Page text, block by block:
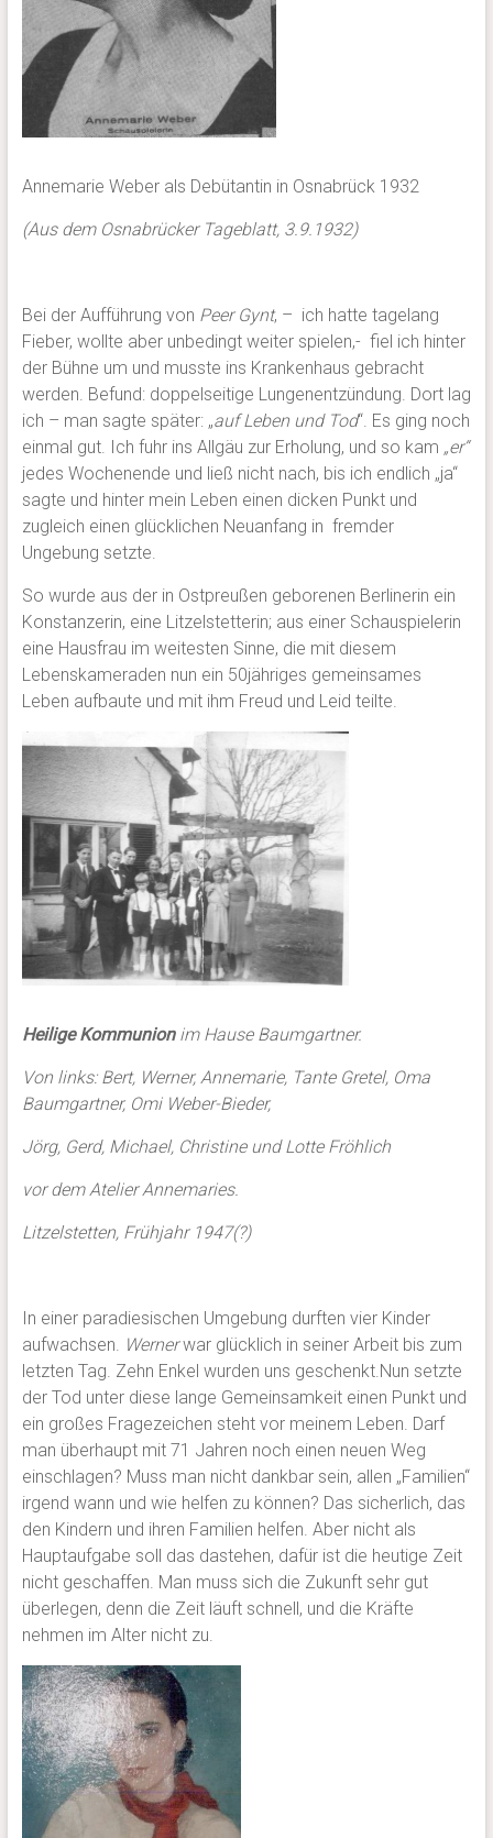
Annemarie Weber als Debütantin in Osnabrück 1932
(Aus dem Osnabrücker Tageblatt, 3.9.1932)
Bei der Aufführung von Peer Gynt, – ich hatte tagelang
Fieber, wollte aber unbedingt weiter spielen,- fiel ich hinter
der Bühne um und musste ins Krankenhaus gebracht
werden. Befund: doppelseitige Lungenentzündung. Dort lag
ich – man sagte später: „auf Leben und Tod“. Es ging noch
einmal gut. Ich fuhr ins Allgäu zur Erholung, und so kam „er“
jedes Wochenende und ließ nicht nach, bis ich endlich „ja“
sagte und hinter mein Leben einen dicken Punkt und
zugleich einen glücklichen Neuanfang in fremder
Ungebung setzte.
So wurde aus der in Ostpreußen geborenen Berlinerin ein
Konstanzerin, eine Litzelstetterin; aus einer Schauspielerin
eine Hausfrau im weitesten Sinne, die mit diesem
Lebenskameraden nun ein 50jähriges gemeinsames
Leben aufbaute und mit ihm Freud und Leid teilte.
Heilige Kommunionim Hause Baumgartner.
Von links: Bert, Werner, Annemarie, Tante Gretel, Oma
Baumgartner, Omi Weber-Bieder,
Jörg, Gerd, Michael, Christine und Lotte Fröhlich
vor dem Atelier Annemaries.
Litzelstetten, Frühjahr 1947(?)
In einer paradiesischen Umgebung durften vier Kinder
aufwachsen. Wernerwar glücklich in seiner Arbeit bis zum
letzten Tag. Zehn Enkel wurden uns geschenkt.Nun setzte
der Tod unter diese lange Gemeinsamkeit einen Punkt und
ein großes Fragezeichen steht vor meinem Leben. Darf
man überhaupt mit 71 Jahren noch einen neuen Weg
einschlagen? Muss man nicht dankbar sein, allen „Familien“
irgend wann und wie helfen zu können? Das sicherlich, das
den Kindern und ihren Familien helfen. Aber nicht als
Hauptaufgabe soll das dastehen, dafür ist die heutige Zeit
nicht geschaffen. Man muss sich die Zukunft sehr gut
überlegen, denn die Zeit läuft schnell, und die Kräfte
nehmen im Alter nicht zu.